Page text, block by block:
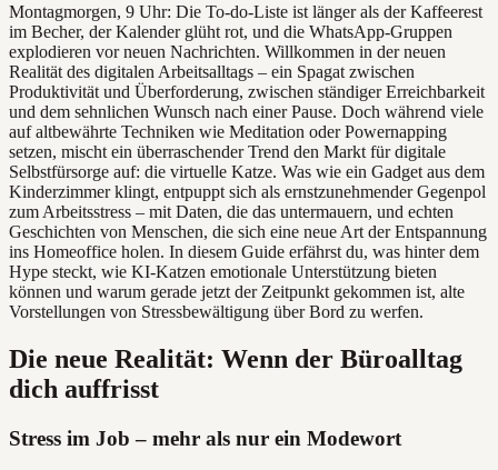
Montagmorgen, 9 Uhr: Die To-do-Liste ist länger als der Kaffeerest
im Becher, der Kalender glüht rot, und die WhatsApp-Gruppen
explodieren vor neuen Nachrichten. Willkommen in der neuen
Realität des digitalen Arbeitsalltags – ein Spagat zwischen
Produktivität und Überforderung, zwischen ständiger Erreichbarkeit
und dem sehnlichen Wunsch nach einer Pause. Doch während viele
auf altbewährte Techniken wie Meditation oder Powernapping
setzen, mischt ein überraschender Trend den Markt für digitale
Selbstfürsorge auf: die virtuelle Katze. Was wie ein Gadget aus dem
Kinderzimmer klingt, entpuppt sich als ernstzunehmender Gegenpol
zum Arbeitsstress – mit Daten, die das untermauern, und echten
Geschichten von Menschen, die sich eine neue Art der Entspannung
ins Homeoffice holen. In diesem Guide erfährst du, was hinter dem
Hype steckt, wie KI-Katzen emotionale Unterstützung bieten
können und warum gerade jetzt der Zeitpunkt gekommen ist, alte
Vorstellungen von Stressbewältigung über Bord zu werfen.
Die neue Realität: Wenn der Büroalltag
dich auffrisst
Stress im Job – mehr als nur ein Modewort